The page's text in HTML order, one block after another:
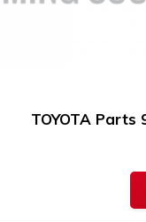
TOYOTA